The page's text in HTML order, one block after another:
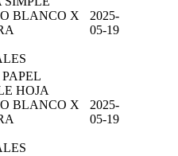
BLANCO X
2025-
05-19
HOJA
BLANCO X
2025-
05-19